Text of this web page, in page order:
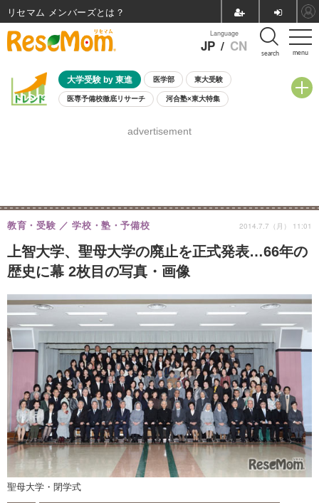
menu
Language
JP / CN search
大学受験 by 東進 医学部 東大受験
医専予備校徹底リサーチ 河合塾×東大特集
8月開催学校説明会・相談会
advertisement
上智大学、聖母大学の廃止を正式発表…66年の
歴史に幕 2枚目の写真・画像
教育・受験 学校・塾・予備校 2014.7.7（月） 11:01
聖母大学・閉学式
リセマム メンバーズ